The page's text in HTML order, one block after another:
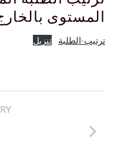
المستوى
ترتيب-الطلبة تنزيل